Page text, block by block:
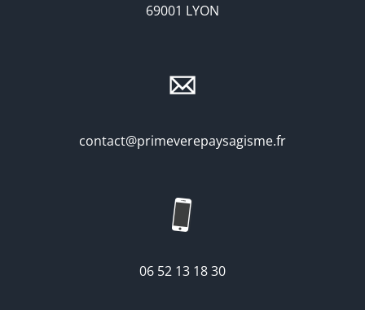
69001 LYON
contact@primeverepaysagisme.fr
06 52 13 18 30